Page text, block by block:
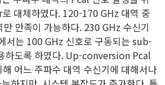
대체하였다. 120-170 GHz 대역 중
만족이 가능하다. 230 GHz 수신기
는 100 GHz 신호로 구동되는 sub-
도록 하였다. Up-conversion Pcal
어느 주파수 대역 수신기에 대해서나